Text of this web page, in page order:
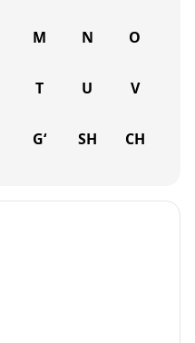
M N O
T U V
G‘ SH CH